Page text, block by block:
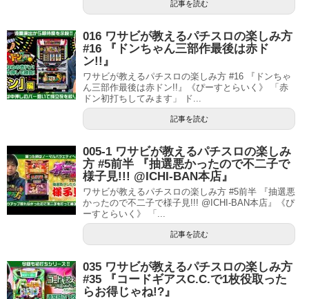
記事を読む
016 ワサビが教えるパチスロの楽しみ方
#16 『ドンちゃん三部作最後は赤ド
ン!!』
ワサビが教えるパチスロの楽しみ方 #16 『ドンちゃ
ん三部作最後は赤ドン!!』《ぴーすとらいく》 「赤
ドン初打ちしてみます」 ド...
記事を読む
005-1 ワサビが教えるパチスロの楽しみ
方 #5前半 『抽選悪かったので不二子で
様子見!!! @ICHI-BAN本店』
ワサビが教えるパチスロの楽しみ方 #5前半 『抽選悪
かったので不二子で様子見!!! @ICHI-BAN本店』《ぴ
ーすとらいく》 「...
記事を読む
035 ワサビが教えるパチスロの楽しみ方
#35 『コードギアスC.C.で1枚役取った
らお得じゃね!?』